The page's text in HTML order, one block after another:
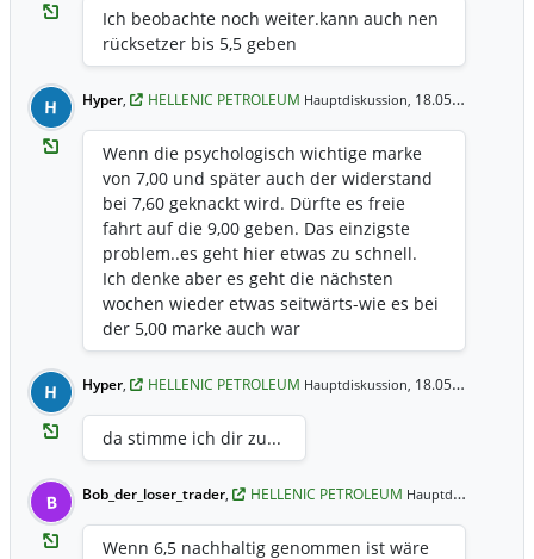
Ich beobachte noch weiter.kann auch nen
rücksetzer bis 5,5 geben
H Hyper, HELLENIC PETROLEUM Hauptdiskussion, 18.05.2017 9:10 Uhr
Wenn die psychologisch wichtige marke
von 7,00 und später auch der widerstand
bei 7,60 geknackt wird. Dürfte es freie
fahrt auf die 9,00 geben. Das einzigste
problem..es geht hier etwas zu schnell.
Ich denke aber es geht die nächsten
wochen wieder etwas seitwärts-wie es bei
der 5,00 marke auch war
H Hyper, HELLENIC PETROLEUM Hauptdiskussion, 18.05.2017 9:04 Uhr
da stimme ich dir zu...
B Bob_der_loser_trader, HELLENIC PETROLEUM Hauptdiskussion,
Wenn 6,5 nachhaltig genommen ist wäre